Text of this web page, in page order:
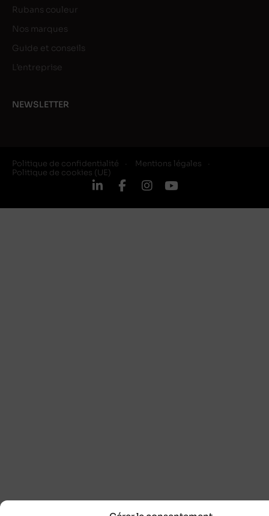
Rubans couleur
Nos marques
Guide et conseils
L’entreprise
NEWSLETTER
Politique de confidentialité
Mentions légales
Politique de cookies (UE)